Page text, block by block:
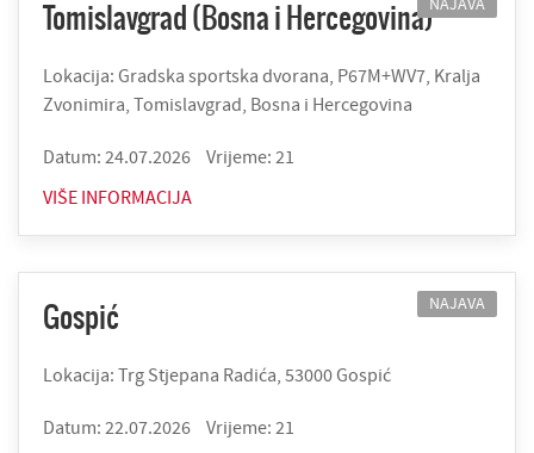
Tomislavgrad (Bosna i Hercegovina)
Lokacija: Gradska sportska dvorana, P67M+WV7, Kralja
Zvonimira, Tomislavgrad, Bosna i Hercegovina
Datum: 24.07.2026
Vrijeme: 21
VIŠE INFORMACIJA
NAJAVA
Gospić
Lokacija: Trg Stjepana Radića, 53000 Gospić
Datum: 22.07.2026
Vrijeme: 21